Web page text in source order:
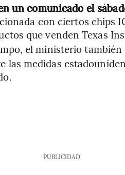
un comunicado el
con ciertos chips
que venden Texas
el ministerio también
las medidas
PUBLICIDAD